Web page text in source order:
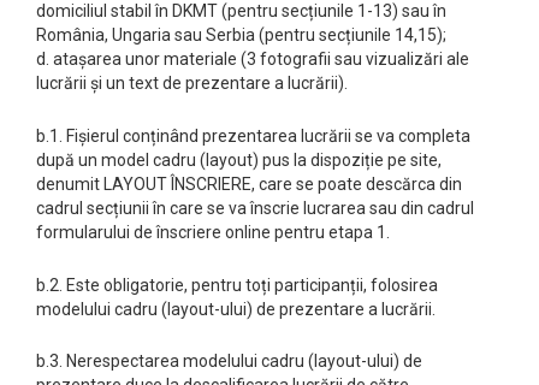
domiciliul stabil în DKMT (pentru secțiunile 1-13) sau în
România, Ungaria sau Serbia (pentru secțiunile 14,15);
d. atașarea unor materiale (3 fotografii sau vizualizări ale
lucrării și un text de prezentare a lucrării).
b.1. Fișierul conținând prezentarea lucrării se va completa
după un model cadru (layout) pus la dispoziție pe site,
denumit LAYOUT ÎNSCRIERE, care se poate descărca din
cadrul secțiunii în care se va înscrie lucrarea sau din cadrul
formularului de înscriere online pentru etapa 1.
b.2. Este obligatorie, pentru toți participanții, folosirea
modelului cadru (layout-ului) de prezentare a lucrării.
b.3. Nerespectarea modelului cadru (layout-ului) de